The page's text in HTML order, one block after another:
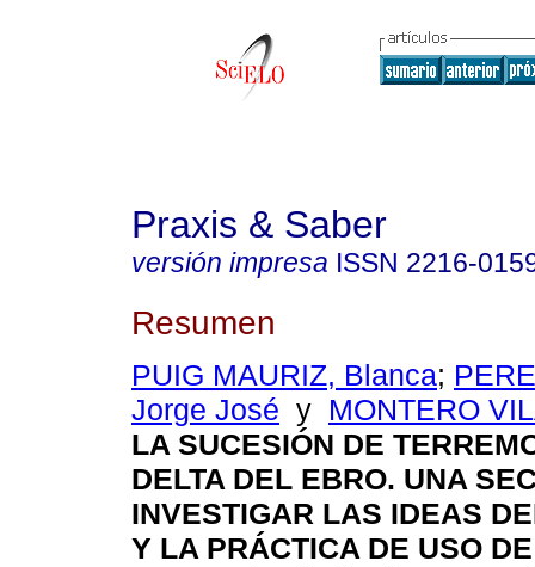
Praxis & Saber
versión impresa ISSN 2216-
Resumen
PUIG MAURIZ, Blanca;
Jorge José y MONTERO
LA SUCESIÓN DE
DELTA DEL EBRO. UNA
INVESTIGAR LAS IDEAS
Y LA PRÁCTICA DE USO